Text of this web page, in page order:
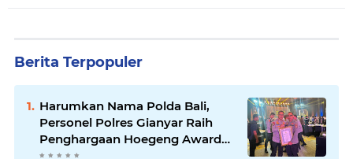
Berita Terpopuler
Harumkan Nama Polda Bali,
Personel Polres Gianyar Raih
Penghargaan Hoegeng Awards
2026